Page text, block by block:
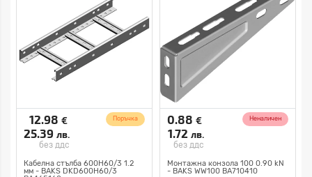
12.98 €
25.39 лв.
без ддс
Поръчка
Кабелна стълба 600H60/3 1.2
мм - BAKS DKD600H60/3
0.88 €
1.72 лв.
без ддс
Неналичен
Монтажна конзола 100 0.90 kN
- BAKS WW100 BA710410